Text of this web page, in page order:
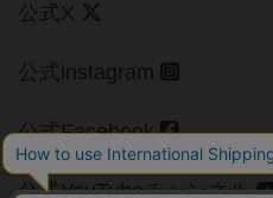
公式X
公式instagram
公式Facebook
公式YouTubeチャンネル